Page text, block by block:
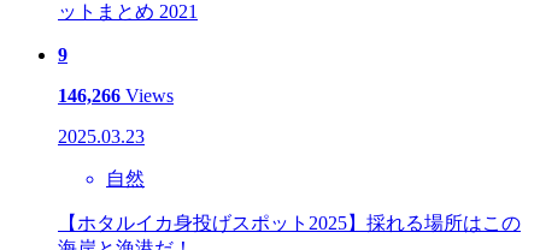
ットまとめ 2021
9
146,266 Views
2025.03.23
自然
【ホタルイカ身投げスポット2025】採れる場所はこの